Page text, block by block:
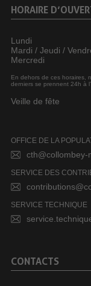
HORAIRE
Lundi
Mardi / Jeudi /
Mercredi
En dehors de ces horaires,
derniers se prennent 24h à
Veille de fête
OFFICE DE LA
cth@collombey-
SERVICE DES
SERVICE TECHNIQUE
CONTACTS